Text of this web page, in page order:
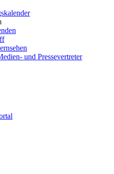
und Pressevertreter